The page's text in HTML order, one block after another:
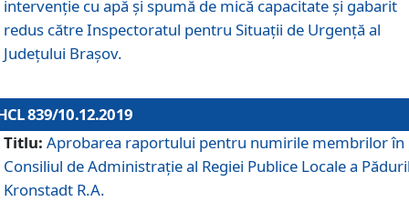
intervenție cu apă și spumă de mică capacitate și gabarit
redus către Inspectoratul pentru Situaţii de Urgenţă al
Judeţului Brașov.
839/10.12.2019
Titlu: Aprobarea raportului pentru numirile membrilor în
Consiliul de Administraţie al Regiei Publice Locale a
Kronstadt R.A.